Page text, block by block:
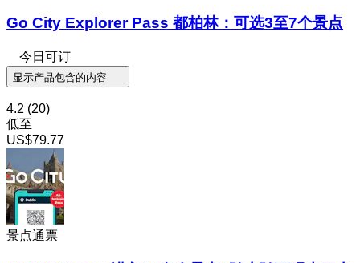
Go City Explorer Pass 都柏林：可选3至7个景点
今日可订
显示产品包含的内容
4.2 (20)
低至
US$79.77
景点通票